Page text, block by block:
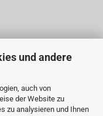
und andere
auch von
der Website zu
zu analysieren und Ihnen